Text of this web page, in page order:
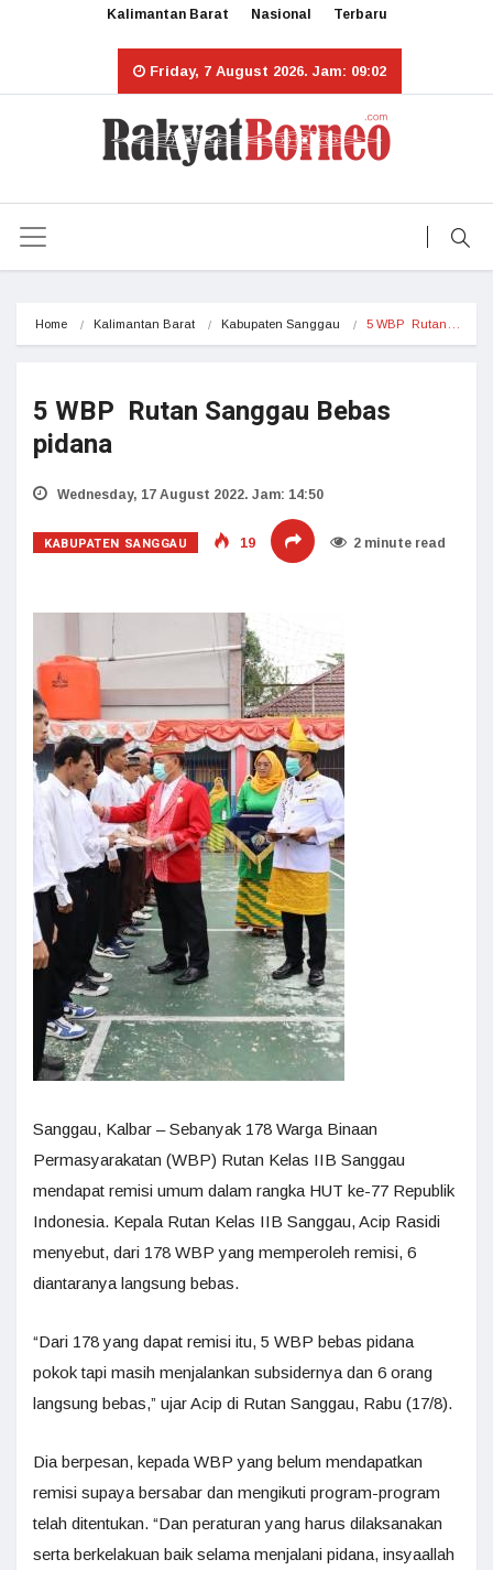
Kalimantan Barat Nasional Terbaru
Friday, 7 August 2026. Jam: 09:02
Home Kalimantan Barat Kabupaten Sanggau 5 WBP  Rutan…
5 WBP Rutan Sanggau Bebas
pidana
Wednesday, 17 August 2022. Jam: 14:50
KABUPATEN SANGGAU 19 2 minute read
Sanggau, Kalbar – Sebanyak 178 Warga Binaan
Permasyarakatan (WBP) Rutan Kelas IIB Sanggau
mendapat remisi umum dalam rangka HUT ke-77 Republik
Indonesia. Kepala Rutan Kelas IIB Sanggau, Acip Rasidi
menyebut, dari 178 WBP yang memperoleh remisi, 6
diantaranya langsung bebas.
“Dari 178 yang dapat remisi itu, 5 WBP bebas pidana
pokok tapi masih menjalankan subsidernya dan 6 orang
langsung bebas,” ujar Acip di Rutan Sanggau, Rabu (17/8).
Dia berpesan, kepada WBP yang belum mendapatkan
remisi supaya bersabar dan mengikuti program-program
telah ditentukan. “Dan peraturan yang harus dilaksanakan
serta berkelakuan baik selama menjalani pidana, insyaallah